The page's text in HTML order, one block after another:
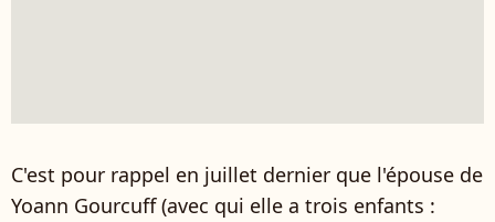
C'est pour rappel en juillet dernier que l'épouse de
Yoann Gourcuff (avec qui elle a trois enfants :